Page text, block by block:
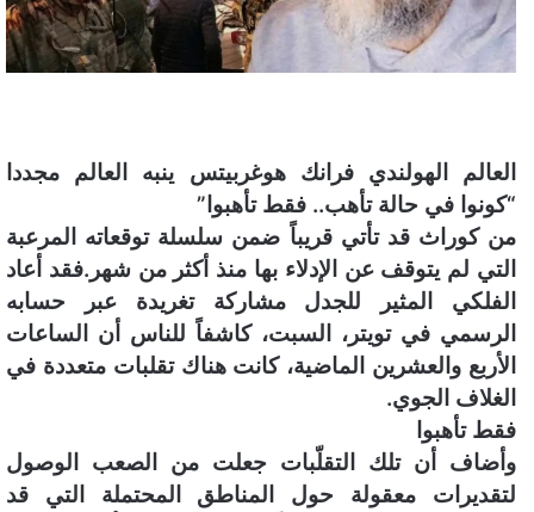
ا
إ
ل
و
ن
ي
العالم الهولندي فرانك هوغربيتس ينبه
العالم مجددا
“كونوا في حالة تأهب.. فقط تأهبوا”
من كوراث قد تأتي قريباً ضمن سلسلة توقعاته المرعبة
التي لم يتوقف عن الإدلاء بها منذ أكثر من شهر.فقد أعاد
الفلكي المثير للجدل مشاركة تغريدة عبر حسابه
الرسمي في تويتر، السبت، كاشفاً للناس أن الساعات
الأربع والعشرين الماضية، كانت هناك تقلبات متعددة في
الغلاف الجوي.
فقط تأهبوا
وأضاف أن تلك التقلّبات جعلت من الصعب الوصول
لتقديرات معقولة حول المناطق المحتملة التي قد